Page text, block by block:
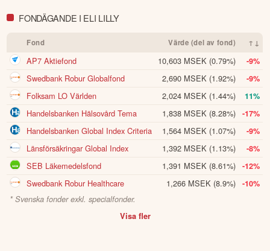
FONDÄGANDE I ELI LILLY
Fond Värde (del av fond) ↑↓
AP7 Aktiefond 10,603 MSEK (0.79%) -9%
Swedbank Robur Globalfond 2,690 MSEK (1.92%) -9%
Folksam LO Världen 2,024 MSEK (1.44%) 11%
Handelsbanken Hälsovård Tema 1,838 MSEK (8.28%) -17%
Handelsbanken Global Index Criteria 1,564 MSEK (1.07%) -9%
Länsförsäkringar Global Index 1,392 MSEK (1.13%) -8%
SEB Läkemedelsfond 1,391 MSEK (8.61%) -12%
Swedbank Robur Healthcare 1,266 MSEK (8.9%)
-10%
* Svenska fonder exkl. specialfonder.
Visa fler